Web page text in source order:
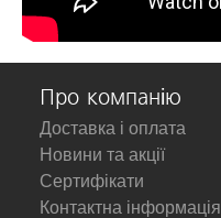
Про компанію
Доставка і оплата
Новини та акції
Сертифікати
Контактна інформація